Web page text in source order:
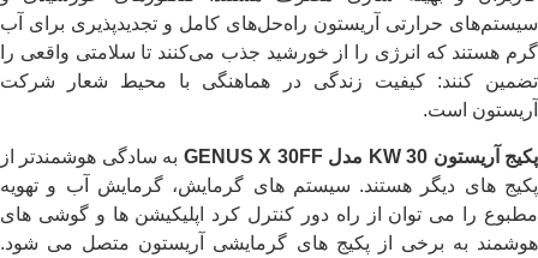
سیستم‌های حرارتی آریستون راه‌حل‌های کامل و تجدیدپذیری برای آب
گرم هستند که انرژی را از خورشید جذب می‌کنند تا سلامتی واقعی را
تضمین کنند: کیفیت زندگی در هماهنگی با محیط شعار شرکت
آریستون است.
پکیج آریستون 30 KW مدل GENUS X 30FF
به سادگی هوشمندتر از
پکیج های دیگر هستند. سیستم های گرمایش، گرمایش آب و تهویه
مطبوع را می توان از راه دور کنترل کرد اپلیکیشن ها و گوشی های
هوشمند به برخی از پکیج های گرمایشی آریستون متصل می شود.